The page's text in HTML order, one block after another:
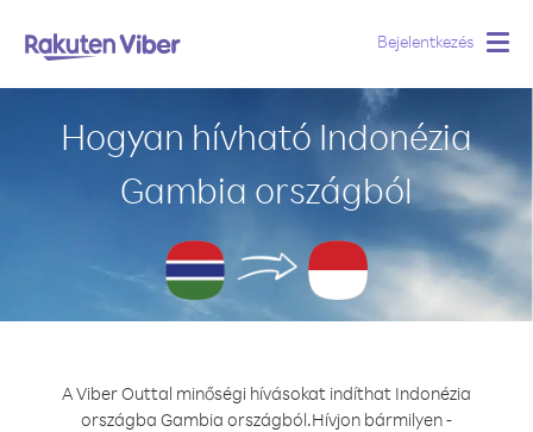
Bejelentkezés
Hogyan hívható Indonézia
Gambia országból
A Viber Outtal minőségi hívásokat indíthat Indonézia
országba Gambia országból.Hívjon bármilyen -